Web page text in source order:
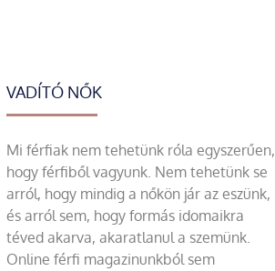
VADÍTÓ NŐK
Mi férfiak nem tehetünk róla egyszerűen,
hogy férfiből vagyunk. Nem tehetünk se
arról, hogy mindig a nőkön jár az eszünk,
és arról sem, hogy formás idomaikra
téved akarva, akaratlanul a szemünk.
Online férfi magazinunkból sem